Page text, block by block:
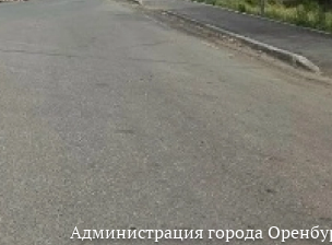
Администрация города